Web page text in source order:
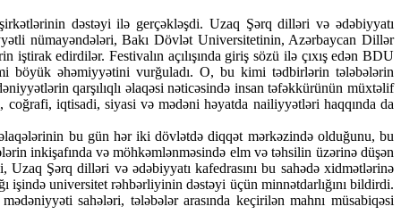
dəstəyi ilə gerçəkləşdi. Uzaq Şərq dilləri və ədəbiyyatı
nümayəndələri, Bakı Dövlət Universitetinin, Azərbaycan Dillər
edirdilər. Festivalın açılışında giriş sözü ilə çıxış edən BDU
böyük əhəmiyyətini vurğuladı. O, bu kimi tədbirlərin tələbələrin
qarşılıqlı əlaqəsi nəticəsində insan təfəkkürünün müxtəlif
iqtisadi, siyasi və mədəni həyatda nailiyyətləri haqqında da
bu gün hər iki dövlətdə diqqət mərkəzində olduğunu, bu
inkişafında və möhkəmlənməsində elm və təhsilin üzərinə düşən
Şərq dilləri və ədəbiyyatı kafedrasını bu sahədə xidmətlərinə
işində universitet rəhbərliyinin dəstəyi üçün minnətdarlığını bildirdi.
sahələri, tələbələr arasında keçirilən mahnı müsabiqəsi